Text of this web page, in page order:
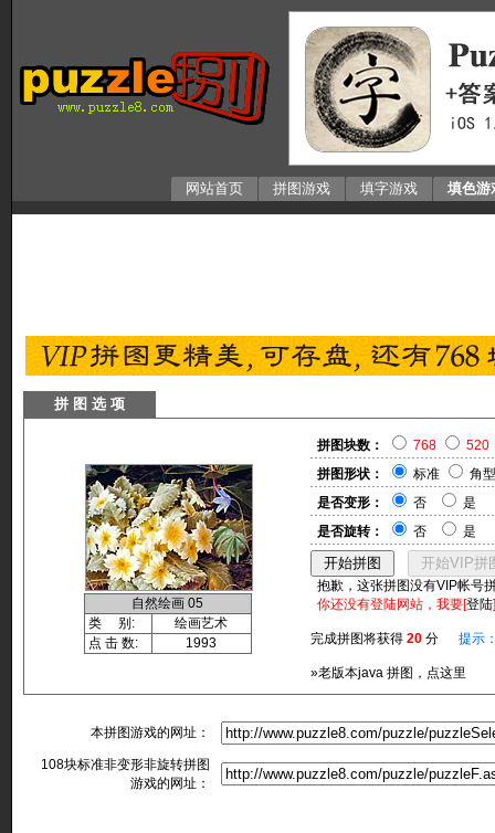
网站首页 拼图游戏 填字游戏 填色游
拼 图 选 项
自然绘画 05
类 别:
绘画艺术
点 击 数:
1993
拼图块数： 768
520
拼图形状：
标准
角型
是否变形：
否
是
是否旋转：
否 是
抱歉，这张拼图没有VIP帐号
你还没有登陆网站，我要[登陆
完成拼图将获得 20 分 提示
»老版本java 拼图，点这里
本拼图游戏的网址：
108块标准非变形非旋转拼图
游戏的网址：